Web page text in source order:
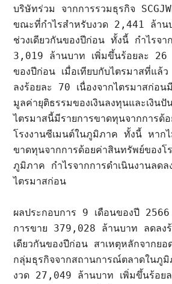
บริษัทร่วม จากการรวมธุรกิจ
ขณะที่กำไรสำหรับงวด 2,441 ล้าน
ช่วงเดียวกันของปีก่อน ทั้งนี้ กำไรจา
3,019 ล้านบาท เพิ่มขึ้นร้อยละ 26
ของปีก่อน เมื่อเทียบกับไตรมาสที่แล้
ลงร้อยละ 70 เนื่องจากไตรมาสก่อน
มูลค่ายุติธรรมของเงินลงทุนและเงิน
ไตรมาสนี้มีรายการขาดทุนจากการด้
โรงงานซีเมนต์ในภูมิภาค ทั้งนี้ หากไ
ขาดทุนจากการด้อยค่าสินทรัพย์ของโ
ภูมิภาค กำไรจากการดำเนินงานลด
ไตรมาสก่อน
ผลประกอบการ 9 เดือนของปี 2566
การขาย 379,028 ล้านบาท ลดลง
เดียวกันของปีก่อน สาเหตุหลักจากย
กลุ่มธุรกิจจากสถานการณ์ตลาดในภู
งวด 27,049 ล้านบาท เพิ่มขึ้นร้อย